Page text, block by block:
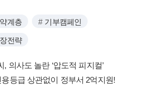
계층 기부캠페인
전략
, 의사도 놀란 ‘압도적 피지컬’
용등급 상관없이 정부서 2억지원!